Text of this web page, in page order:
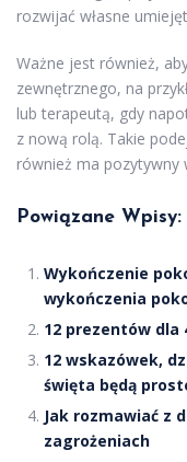
rozwijać własne
Ważne jest również,
zewnętrznego, na
lub terapeutą, gdy
z nową rolą. Takie
również ma pozytywny
Powiązane Wpisy:
Wykończenie
wykończenia
12 prezentów
12 wskazówek,
święta będą
Jak rozmawiać z
zagrożeniach